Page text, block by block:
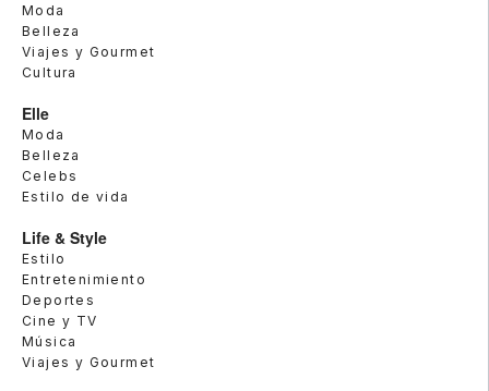
Moda
Belleza
Viajes y Gourmet
Cultura
Elle
Moda
Belleza
Celebs
Estilo de vida
Life & Style
Estilo
Entretenimiento
Deportes
Cine y TV
Música
Viajes y Gourmet